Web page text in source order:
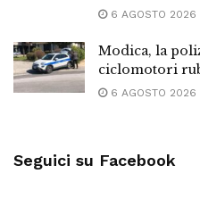
6 AGOSTO 2026
Modica, la
ciclomotori
6 AGOSTO 2026
Seguici su Facebook